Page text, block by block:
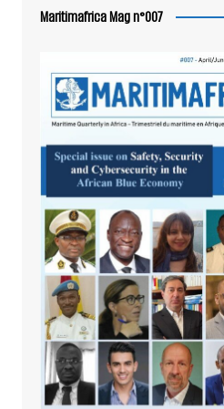
Maritimafrica Mag n°007